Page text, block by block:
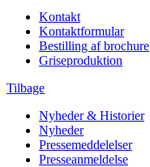
Kontakt
Kontaktformular
Bestilling af brochure
Griseproduktion
Tilbage
Nyheder & Historier
Nyheder
Pressemeddelelser
Presseanmeldelse